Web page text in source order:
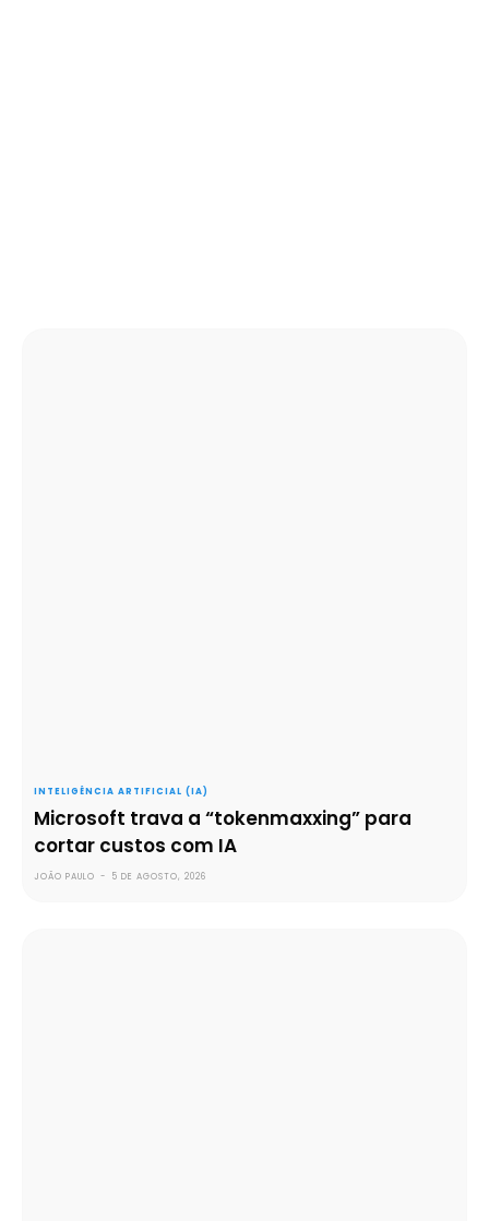
INTELIGÊNCIA ARTIFICIAL (IA)
Microsoft trava a “tokenmaxxing” para
cortar custos com IA
JOÃO PAULO - 5 DE AGOSTO, 2026